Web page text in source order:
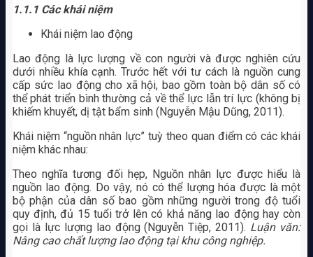
1.1.1 Các khái niệm
Khái niệm lao động
Lao động là lực lượng về con người và được nghiên cứu
dưới nhiều khía cạnh. Trước hết với tư cách là nguồn cung
cấp sức lao động cho xã hội, bao gồm toàn bộ dân số có
thể phát triển bình thường cả về thể lực lẫn trí lực (không bị
khiếm khuyết, dị tật bẩm sinh (Nguyễn Mậu Dũng, 2011).
Khái niệm “nguồn nhân lực” tuỳ theo quan điểm có các khái
niệm khác nhau:
Theo nghĩa tương đối hẹp, Nguồn nhân lực được hiểu là
nguồn lao động. Do vậy, nó có thể lượng hóa được là một
bộ phận của dân số bao gồm những người trong độ tuổi
quy định, đủ 15 tuổi trở lên có khả năng lao động hay còn
gọi là lực lượng lao động (Nguyễn Tiệp, 2011). Luận văn:
Nâng cao chất lượng lao động tại khu công nghiệp.